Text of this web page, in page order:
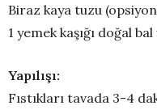
Biraz kaya tuzu
1 yemek kaşığı doğal
Yapılışı:
Fıstıkları tavada 3-4